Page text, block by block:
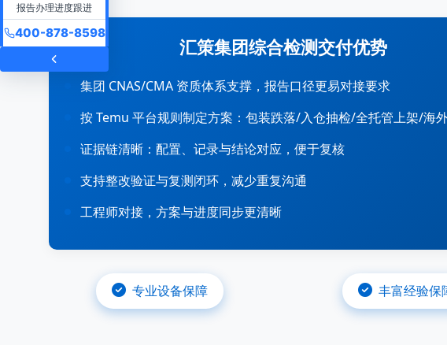
汇策集团综合检测交付优势
集团 CNAS/CMA 资质体系支撑，报告口径更易对接要求
按 Temu 平台规则制定方案：包装跌落/入仓抽检/全托管上架/海
证据链清晰：配置、记录与结论对应，便于复核
支持整改验证与复测闭环，减少重复沟通
工程师对接，方案与进度同步更清晰
专业设备保障 丰富经验保
报告办理进度跟进
400-878-8598